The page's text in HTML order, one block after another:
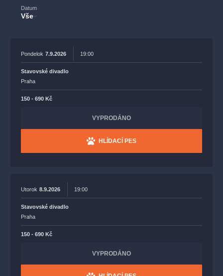
Datum
Vše
Pondelok 7.9.2026 19:00
Stavovské divadlo
Praha
150 - 690 Kč
VYPRODÁNO
HLÍDACÍ PES
Utorok 8.9.2026 19:00
Stavovské divadlo
Praha
150 - 690 Kč
VYPRODÁNO